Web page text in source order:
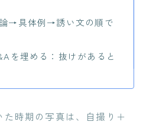
→具体例→誘い文の順で
を埋める：抜けがあると
時期の写真は、自撮り＋